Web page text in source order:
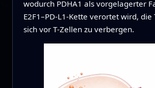
wodurch PDHA1 als vorgelagerter
E2F1–PD‑L1‑Kette verortet wird,
sich vor T‑Zellen zu verbergen.